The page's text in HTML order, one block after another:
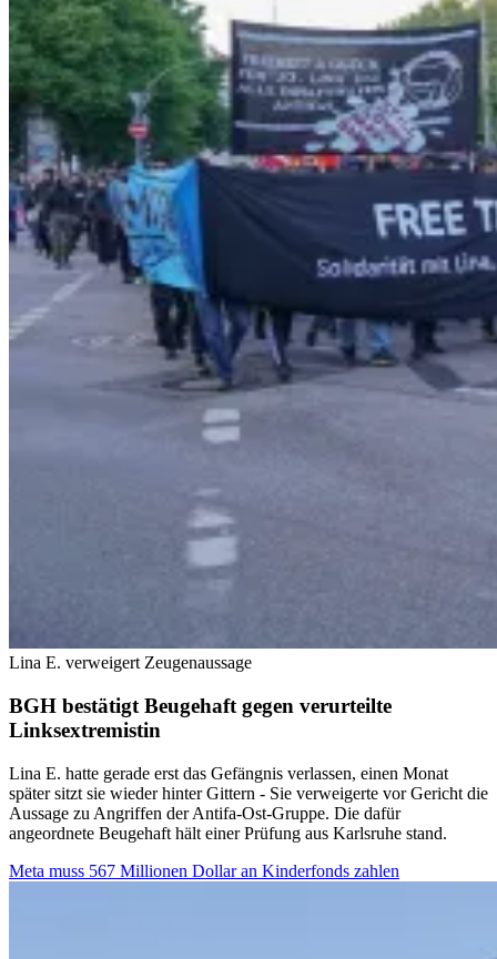
Lina E. verweigert Zeugenaussage
BGH bestätigt Beugehaft gegen verurteilte
Linksextremistin
Lina E. hatte gerade erst das Gefängnis verlassen, einen Monat
später sitzt sie wieder hinter Gittern - Sie verweigerte vor Gericht die
Aussage zu Angriffen der Antifa-Ost-Gruppe. Die dafür
angeordnete Beugehaft hält einer Prüfung aus Karlsruhe stand.
Meta muss 567 Millionen Dollar an Kinderfonds zahlen